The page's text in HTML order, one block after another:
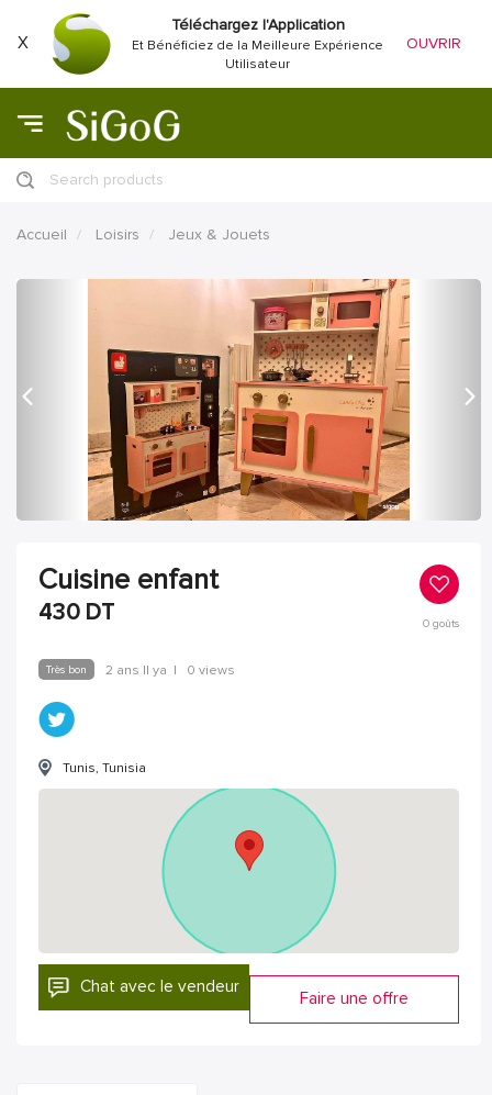
X
Téléchargez l'Application
Et Bénéficiez de la Meilleure Expérience
Utilisateur
OUVRIR
Search products
Accueil Loisirs Jeux & Jouets
Cuisine enfant
430 DT 0goûts
Très bon 2 ans Il ya | 0 views
Tunis, Tunisia
Chat avec le vendeur
Faire une offre